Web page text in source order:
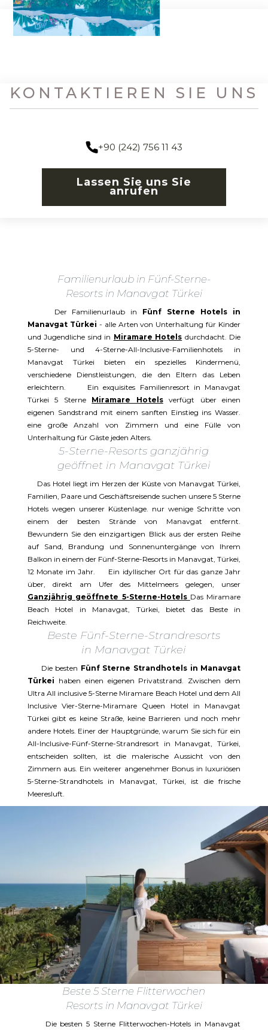
KONTAKTIEREN SIE UNS
+90 (242) 756 11 43
Lassen Sie uns Sie
anrufen
Familienurlaub in Fünf-Sterne-
Resorts in Manavgat Türkei
Der Familienurlaub in Fünf Sterne Hotels in
Manavgat Türkei - alle Arten von Unterhaltung für Kinder
und Jugendliche sind in Miramare Hotels durchdacht. Die
5-Sterne- und 4-Sterne-All-Inclusive-Familienhotels in
Manavgat Türkei bieten ein spezielles Kindermenü,
verschiedene Dienstleistungen, die den Eltern das Leben
erleichtern. Ein exquisites Familienresort in Manavgat
Türkei 5 Sterne Miramare Hotelsverfügt über einen
eigenen Sandstrand mit einem sanften Einstieg ins Wasser.
eine große Anzahl von Zimmern und eine Fülle von
Unterhaltung für Gäste jeden Alters.
5-Sterne-Resorts ganzjährig
geöffnet in Manavgat Türkei
Das Hotel liegt im Herzen der Küste von Manavgat Türkei,
Familien, Paare und Geschäftsreisende suchen unsere 5 Sterne
Hotels wegen unserer Küstenlage. nur wenige Schritte von
einem der besten Strände von Manavgat entfernt.
Bewundern Sie den einzigartigen Blick aus der ersten Reihe
auf Sand, Brandung und Sonnenuntergänge von Ihrem
Balkon in einem der Fünf-Sterne-Resorts in Manavgat, Türkei,
12 Monate im Jahr. Ein idyllischer Ort für das ganze Jahr
über, direkt am Ufer des Mittelmeers gelegen, unser
Ganzjährig geöffnete 5-Sterne-Hotels Das Miramare
Beach Hotel in Manavgat, Türkei, bietet das Beste in
Reichweite.
Beste Fünf-Sterne-Strandresorts
in Manavgat Türkei
Die besten Fünf Sterne Strandhotels in Manavgat
Türkei haben einen eigenen Privatstrand. Zwischen dem
Ultra All inclusive 5-Sterne Miramare Beach Hotel und dem All
Inclusive Vier-Sterne-Miramare Queen Hotel in Manavgat
Türkei gibt es keine Straße, keine Barrieren und noch mehr
andere Hotels. Einer der Hauptgründe, warum Sie sich für ein
All-Inclusive-Fünf-Sterne-Strandresort in Manavgat, Türkei,
entscheiden sollten, ist die malerische Aussicht von den
Zimmern aus. Ein weiterer angenehmer Bonus in luxuriösen
5-Sterne-Strandhotels in Manavgat, Türkei, ist die frische
Meeresluft.
Beste 5 Sterne Flitterwochen
Resorts in Manavgat Türkei
Die besten 5 Sterne Flitterwochen-Hotels in Manavgat